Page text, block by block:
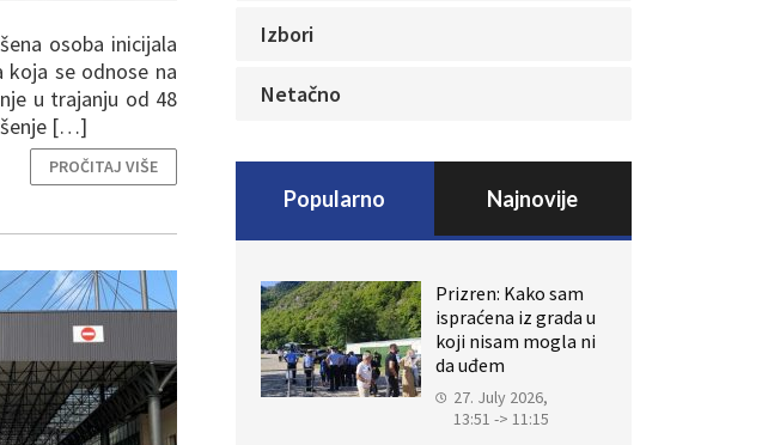
osoba inicijala
koja se odnose na
u trajanju od 48
[…]
PROČITAJ VIŠE
Izbori
Netačno
Popularno Najnovije
Prizren: Kako sam
ispraćena iz grada u
koji nisam mogla ni
da uđem
27. July 2026,
13:51 -> 11:15